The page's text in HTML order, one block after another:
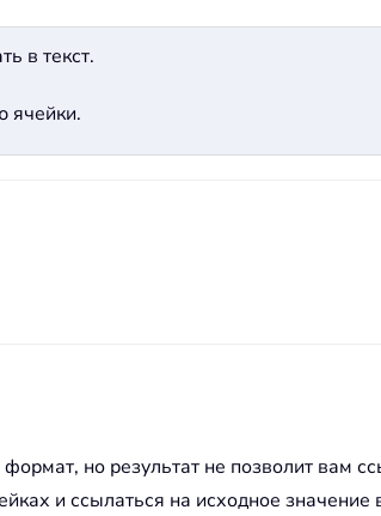
в текст.
ячейки.
но результат не позволит вам
и ссылаться на исходное значение